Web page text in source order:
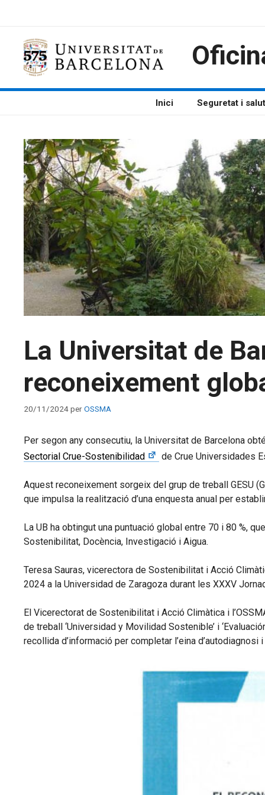
Inici Seguretat i salut
La Universitat de
reconeixement
20/11/2024perOSSMA
Per segon any consecutiu, la Universitat de Barcelona
Sectorial Crue-Sostenibilidad
de Crue Universidades
Aquest reconeixement sorgeix del grup de treball GESU
que impulsa la realització d’una enquesta anual per
La UB ha obtingut una puntuació global entre 70 i 80 %,
Sostenibilitat, Docència, Investigació i Aigua.
Teresa Sauras, vicerectora de Sostenibilitat i Acció
2024 a la Universidad de Zaragoza durant les XXXV
El Vicerectorat de Sostenibilitat i Acció Climàtica i
de treball ‘Universidad y Movilidad Sostenible’ i
recollida d’informació per completar l’eina